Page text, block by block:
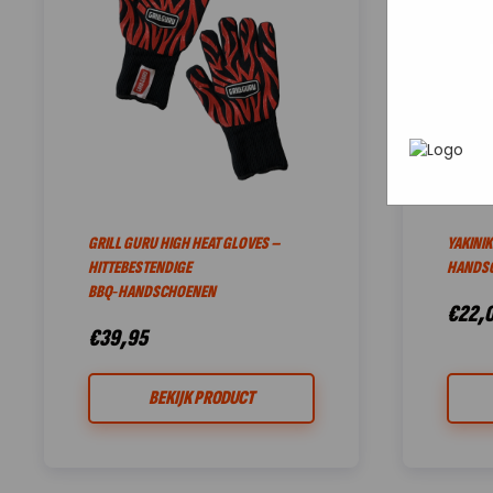
GRILL GURU HIGH HEAT GLOVES –
HITTEBESTENDIGE
BBQ‑HANDSCHOENEN
€39,95
BEKIJK PRODUCT
€
heen
wordt
je